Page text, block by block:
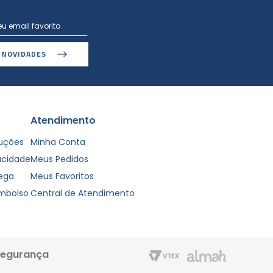
Atendimento
Minha Conta
Meus Pedidos
Meus Favoritos
Central de Atendimento